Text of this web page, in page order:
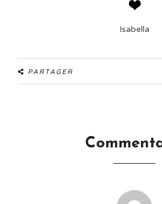
Isabella
PARTAGER